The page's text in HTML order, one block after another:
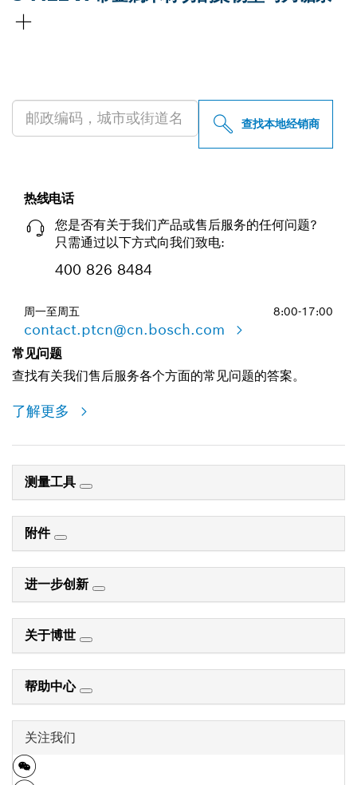
查找本地经销商
热线电话
您是否有关于我们产品或售后服务的任何问题?
只需通过以下方式向我们致电:
400 826 8484
周一至周五 8:00-17:00
contact.ptcn@cn.bosch.com
常见问题
查找有关我们售后服务各个方面的常见问题的答案。
了解更多
测量工具
附件
进一步创新
关于博世
帮助中心
关注我们